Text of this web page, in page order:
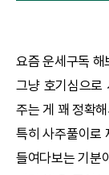
문의사항
요즘 운세구독 해
그냥 호기심으로
주는 게 꽤 정확
특히 사주풀이로
들여다보는 기분